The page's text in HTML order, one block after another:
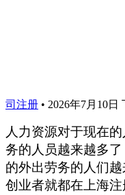
司注册 • 2026年7月10日
人力资源对于现在
务的人员越来越多
的外出劳务的人们
创业者就都在上海